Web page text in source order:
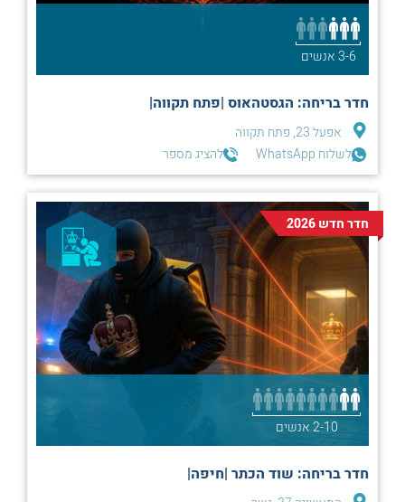
3-6 אנשים
חדר בריחה: הגסטהאוס |פתח תקווה|
אפעל 23, פתח תקווה
לשלוח WhatsApp
להציג מספר
חדר חדש 2026
2-10 אנשים
חדר בריחה: שוד הכתר |חיפה|